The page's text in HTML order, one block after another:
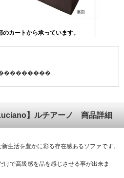
】ルチアーノ 商品詳細
生活を豊かに彩る存在感あるソファです。
けで高級感を品を感じさせる事が出来ま